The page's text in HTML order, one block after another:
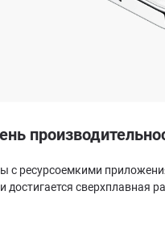
с ресурсоемкими
сверхплавная